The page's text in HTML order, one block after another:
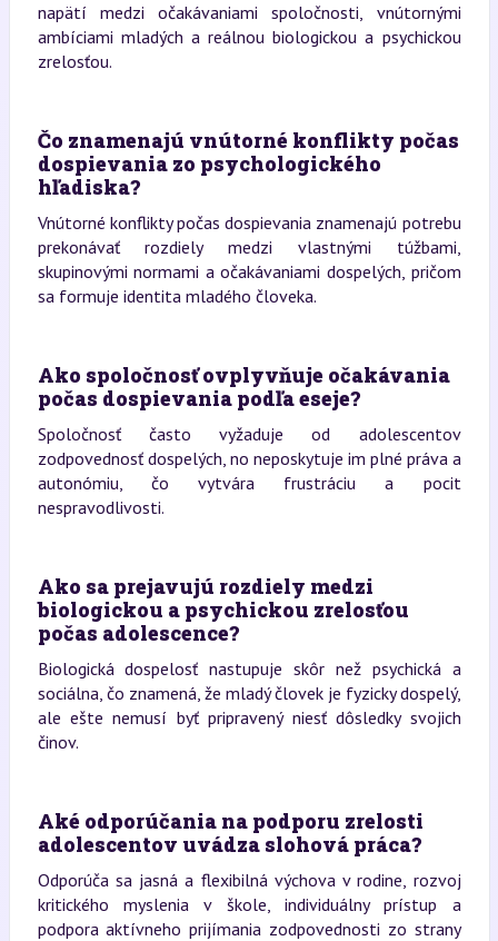
napätí medzi očakávaniami spoločnosti, vnútornými
ambíciami mladých a reálnou biologickou a psychickou
zrelosťou.
Čo znamenajú vnútorné konflikty počas
dospievania zo psychologického
hľadiska?
Vnútorné konflikty počas dospievania znamenajú potrebu
prekonávať rozdiely medzi vlastnými túžbami,
skupinovými normami a očakávaniami dospelých, pričom
sa formuje identita mladého človeka.
Ako spoločnosť ovplyvňuje očakávania
počas dospievania podľa eseje?
Spoločnosť často vyžaduje od adolescentov
zodpovednosť dospelých, no neposkytuje im plné práva a
autonómiu, čo vytvára frustráciu a pocit
nespravodlivosti.
Ako sa prejavujú rozdiely medzi
biologickou a psychickou zrelosťou
počas adolescence?
Biologická dospelosť nastupuje skôr než psychická a
sociálna, čo znamená, že mladý človek je fyzicky dospelý,
ale ešte nemusí byť pripravený niesť dôsledky svojich
činov.
Aké odporúčania na podporu zrelosti
adolescentov uvádza slohová práca?
Odporúča sa jasná a flexibilná výchova v rodine, rozvoj
kritického myslenia v škole, individuálny prístup a
podpora aktívneho prijímania zodpovednosti zo strany